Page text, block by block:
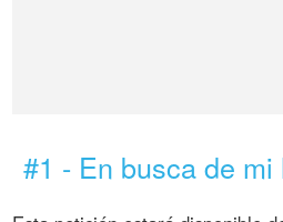
#1 - En busca de mi